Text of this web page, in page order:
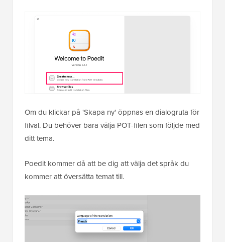
Om du klickar på 'Skapa ny' öppnas en dialogruta för
filval. Du behöver bara välja POT-filen som följde med
ditt tema.
Poedit kommer då att be dig att välja det språk du
kommer att översätta temat till.